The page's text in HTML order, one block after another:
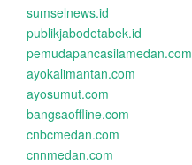
sumselnews.id
publikjabodetabek.id
pemudapancasilamedan.com
ayokalimantan.com
ayosumut.com
bangsaoffline.com
cnbcmedan.com
cnnmedan.com